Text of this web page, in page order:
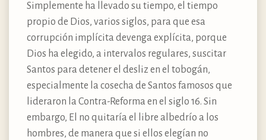
Simplemente ha llevado su tiempo, el tiempo
propio de Dios, varios siglos, para que esa
corrupción implícita devenga explícita, porque
Dios ha elegido, a intervalos regulares, suscitar
Santos para detener el desliz en el tobogán,
especialmente la cosecha de Santos famosos que
lideraron la Contra-Reforma en el siglo 16. Sin
embargo, El no quitaría el libre albedrío a los
hombres, de manera que si ellos elegían no